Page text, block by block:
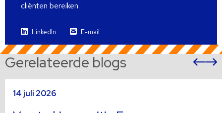
cliënten bereiken.
LinkedIn E-mail
Gerelateerde blogs
14 juli 2026
meer